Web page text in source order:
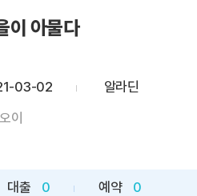
이 아물다
03-02
알라딘
이
대출 0 예약 0